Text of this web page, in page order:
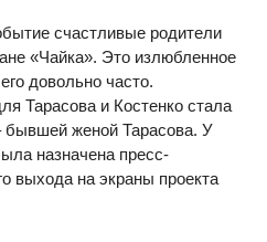
счастливые родители
«Чайка». Это излюбленное
довольно часто.
Тарасова и Костенко стала
бывшей женой Тарасова. У
назначена пресс-
выхода на экраны проекта